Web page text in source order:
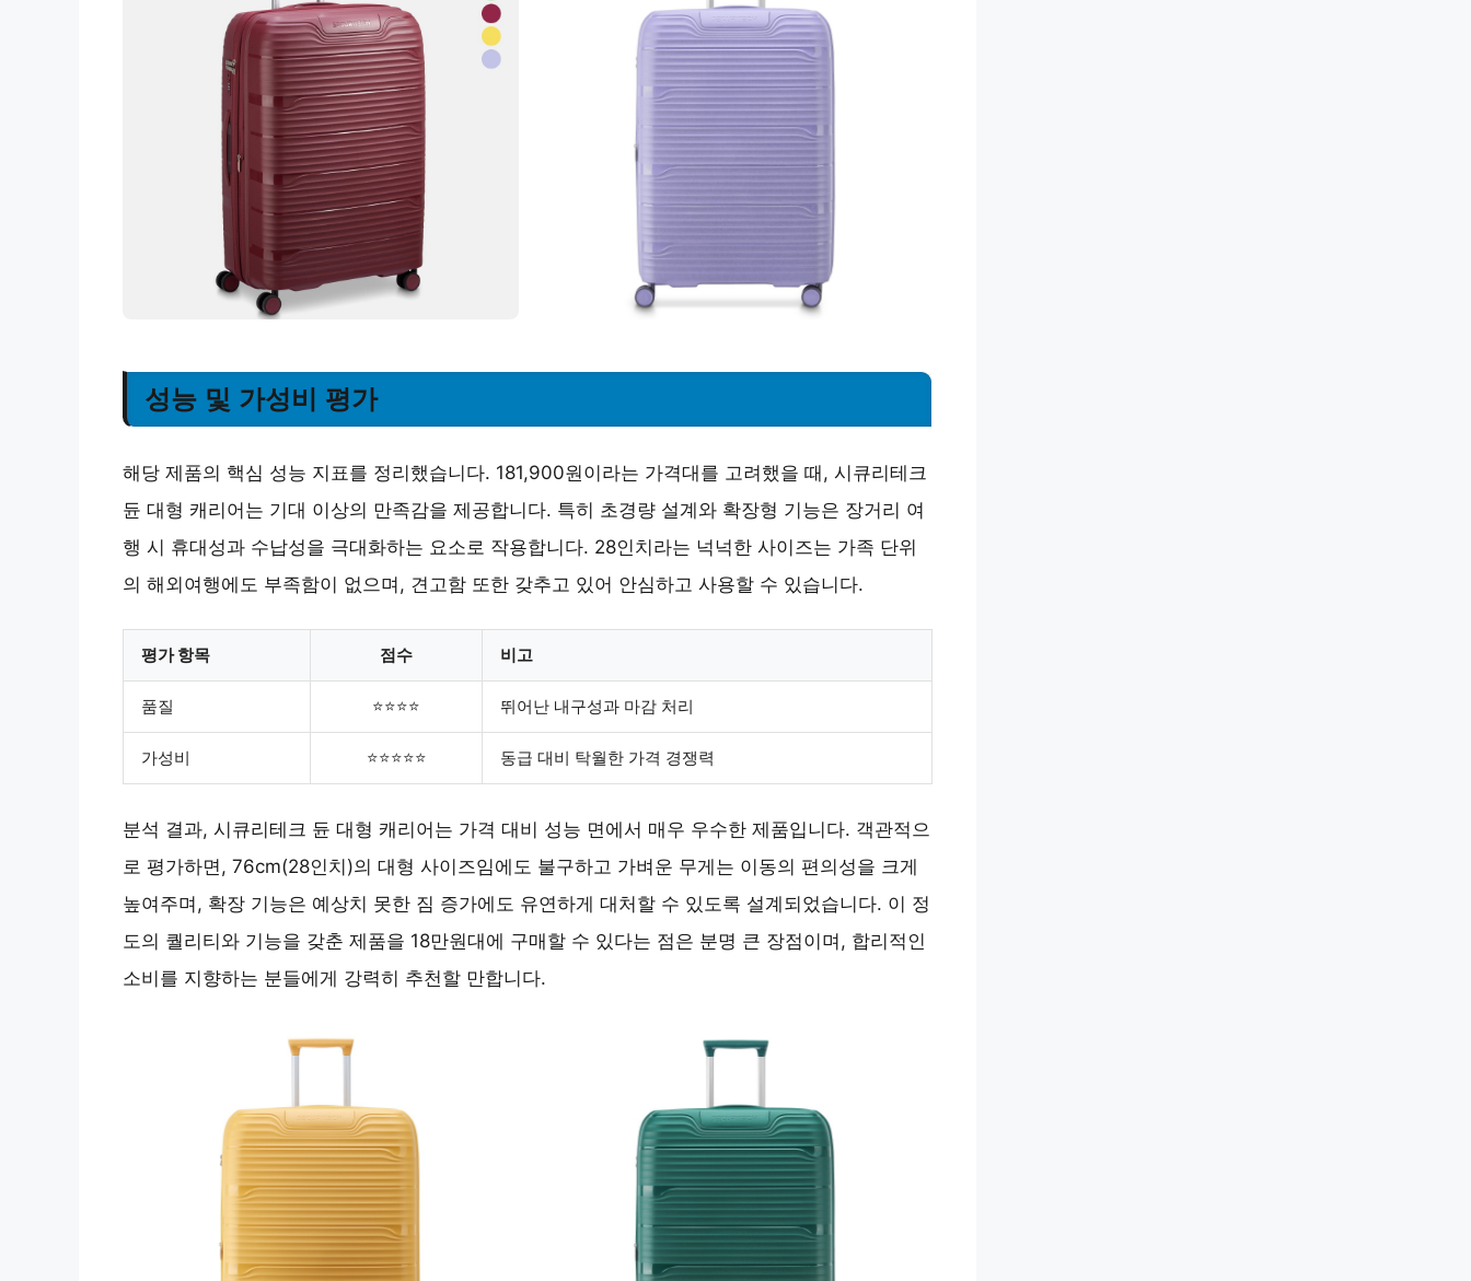
성능 및 가성비 평가
해당 제품의 핵심 성능 지표를 정리했습니다. 181,900원이라는 가격대를 고려했을 때, 시큐리테크
듄 대형 캐리어는 기대 이상의 만족감을 제공합니다. 특히 초경량 설계와 확장형 기능은 장거리 여
행 시 휴대성과 수납성을 극대화하는 요소로 작용합니다. 28인치라는 넉넉한 사이즈는 가족 단위
의 해외여행에도 부족함이 없으며, 견고함 또한 갖추고 있어 안심하고 사용할 수 있습니다.
평가 항목 점수 비고
품질 ⭐⭐⭐⭐ 뛰어난 내구성과 마감 처리
가성비 ⭐⭐⭐⭐⭐ 동급 대비 탁월한 가격 경쟁력
분석 결과, 시큐리테크 듄 대형 캐리어는 가격 대비 성능 면에서 매우 우수한 제품입니다. 객관적으
로 평가하면, 76cm(28인치)의 대형 사이즈임에도 불구하고 가벼운 무게는 이동의 편의성을 크게
높여주며, 확장 기능은 예상치 못한 짐 증가에도 유연하게 대처할 수 있도록 설계되었습니다. 이 정
도의 퀄리티와 기능을 갖춘 제품을 18만원대에 구매할 수 있다는 점은 분명 큰 장점이며, 합리적인
소비를 지향하는 분들에게 강력히 추천할 만합니다.